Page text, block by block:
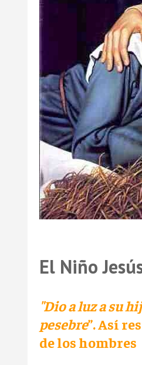
El Niño
"Dio a luz a su
pesebre”. Así
de los hombres